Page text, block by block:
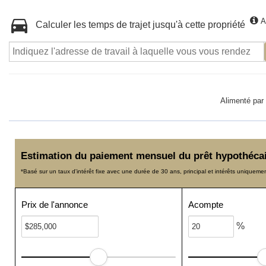
Calculer les temps de trajet jusqu'à cette propriété
Alimenté par
Estimation du paiement mensuel du prêt
*Basé sur un taux d'intérêt fixe avec une durée de 30 ans, principal et intérêts
Prix de l'annonce Acompte
%